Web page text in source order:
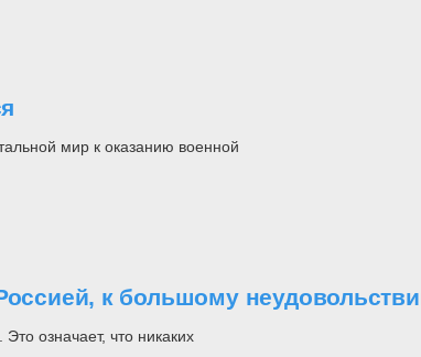
мир к оказанию военной
к большому
означает, что никаких